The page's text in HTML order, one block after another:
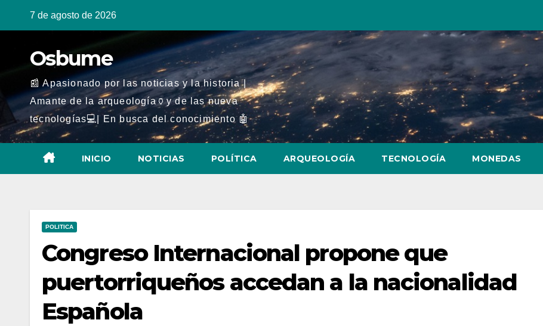
7 de agosto de 2026
Osbume
📰 Apasionado por las noticias y la historia |
Amante de la arqueología🏺y de las nueva
tecnologías💻| En busca del conocimiento 🤖
INICIO NOTICIAS POLÍTICA ARQUEOLOGÍA TECNOLOGÍA MONEDAS
POLITICA
Congreso Internacional propone que
puertorriqueños accedan a la nacionalidad
Española